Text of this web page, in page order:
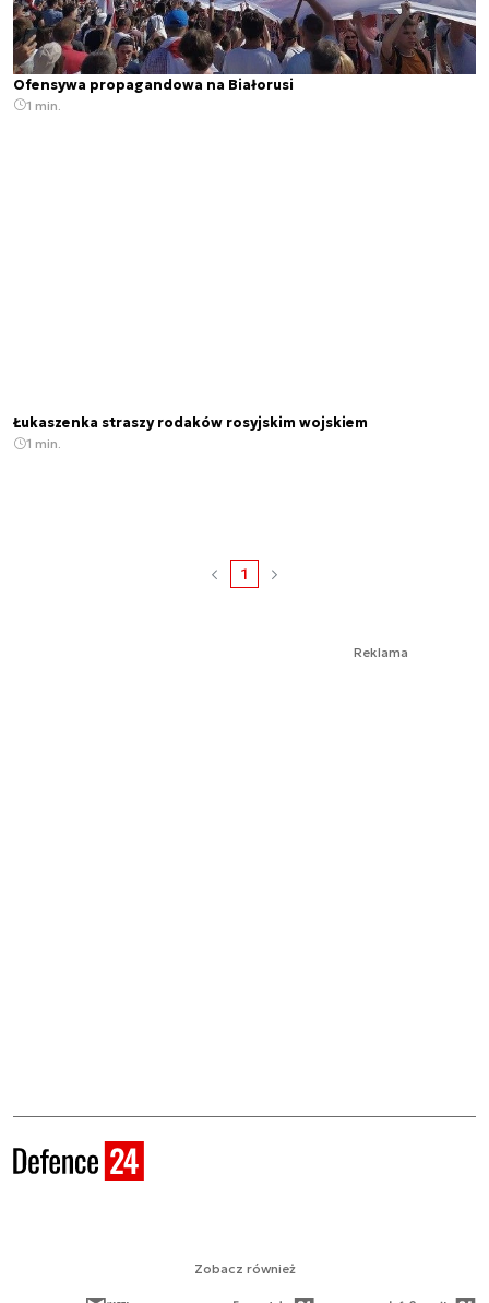
Ofensywa propagandowa na Białorusi
1 min.
Łukaszenka straszy rodaków rosyjskim wojskiem
1 min.
1
Reklama
Zobacz również